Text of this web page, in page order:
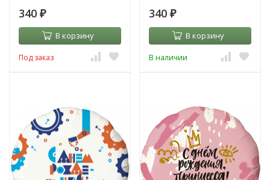
340 ₽
В корзину
Под заказ
340 ₽
В корзину
В наличии